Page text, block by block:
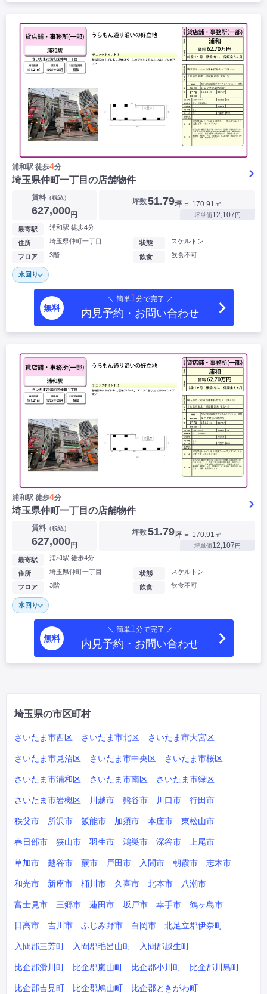
浦和駅 徒歩4分
埼玉県仲町一丁目の店舗物件
賃料（税込）
627,000円
坪数51.79坪 ＝ 170.91㎡
坪単価12,107円
最寄駅 浦和駅 徒歩4分
住所 埼玉県仲町一丁目
フロア 3階
状態 スケルトン
飲食 飲食不可
水回り
無料
＼ 簡単1分で完了 ／
内見予約・お問い合わせ
浦和駅 徒歩4分
埼玉県仲町一丁目の店舗物件
賃料（税込）
627,000円
坪数51.79坪 ＝ 170.91㎡
坪単価12,107円
最寄駅 浦和駅 徒歩4分
住所 埼玉県仲町一丁目
フロア 3階
状態 スケルトン
飲食 飲食不可
水回り
無料
＼ 簡単1分で完了 ／
内見予約・お問い合わせ
埼玉県の市区町村
さいたま市西区 さいたま市北区 さいたま市大宮区
さいたま市見沼区 さいたま市中央区 さいたま市桜区
さいたま市浦和区 さいたま市南区 さいたま市緑区
さいたま市岩槻区 川越市 熊谷市 川口市 行田市
秩父市 所沢市 飯能市 加須市 本庄市 東松山市
春日部市 狭山市 羽生市 鴻巣市 深谷市 上尾市
草加市 越谷市 蕨市 戸田市 入間市 朝霞市 志木市
和光市 新座市 桶川市 久喜市 北本市 八潮市
富士見市 三郷市 蓮田市 坂戸市 幸手市 鶴ヶ島市
日高市 吉川市 ふじみ野市 白岡市 北足立郡伊奈町
入間郡三芳町 入間郡毛呂山町 入間郡越生町
比企郡滑川町 比企郡嵐山町 比企郡小川町 比企郡川島町
比企郡吉見町 比企郡鳩山町 比企郡ときがわ町